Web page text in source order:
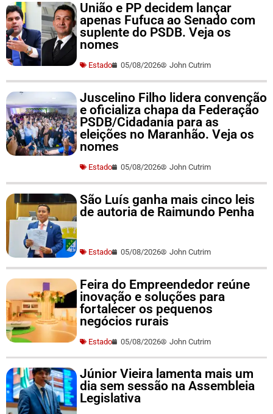
União e PP decidem lançar
apenas Fufuca ao Senado com
suplente do PSDB. Veja os
nomes
Estado 05/08/2026 John Cutrim
Juscelino Filho lidera convenção
e oficializa chapa da Federação
PSDB/Cidadania para as
eleições no Maranhão. Veja os
nomes
Estado 05/08/2026 John Cutrim
São Luís ganha mais cinco leis
de autoria de Raimundo Penha
Estado 05/08/2026 John Cutrim
Feira do Empreendedor reúne
inovação e soluções para
fortalecer os pequenos
negócios rurais
Estado 05/08/2026 John Cutrim
Júnior Vieira lamenta mais um
dia sem sessão na Assembleia
Legislativa